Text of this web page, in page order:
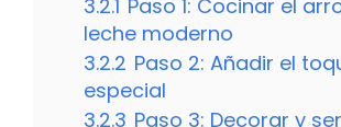
3.2.1 Paso 1: Cocinar el
leche moderno
3.2.2 Paso 2: Añadir el
especial
3.2.3 Paso 3: Decorar y